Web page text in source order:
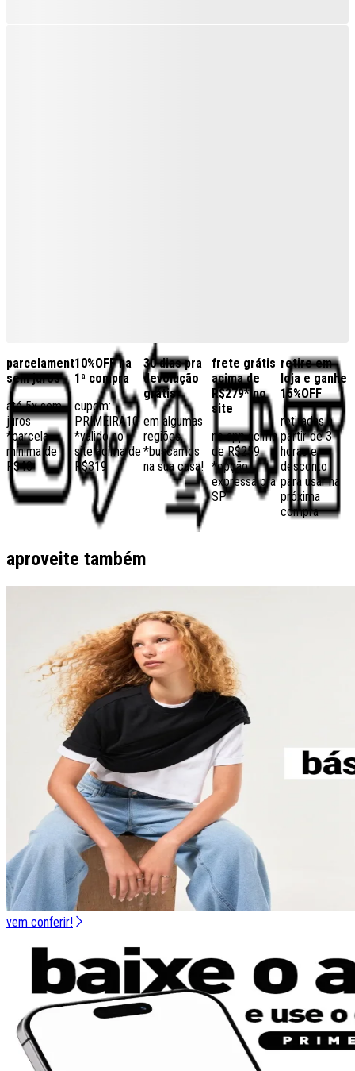
parcelamento
sem juros
até 5x sem
juros
*parcela
mínima de
R$40
10%OFF na
1ª compra
cupom:
PRIMEIRA10
*válido no
site acima de
R$319
30 dias pra
devolução
grátis
em algumas
regiões,
*buscamos
na sua casa!
frete grátis
acima de
R$279* no
site
no app acima
de R$259
*opção
expressa pra
SP
retire em
loja e ganhe
15%OFF
retiradas a
partir de 3
horas e
desconto
para usar na
próxima
compra
aproveite também
vem conferir!